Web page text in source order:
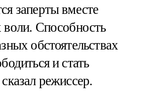
заперты вместе
Способность
обстоятельствах
и стать
режиссер.